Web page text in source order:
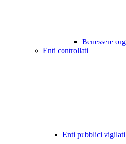
Benessere
Enti controllati
Enti pubblici vigilati